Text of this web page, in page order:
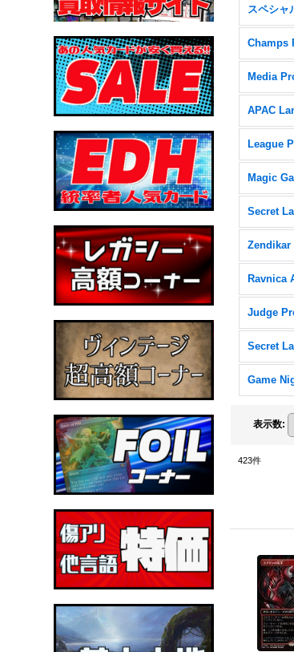
スペシャ
Champs
Media
APAC
League
Magic
Secret
Judge
Game
表示数:
423件